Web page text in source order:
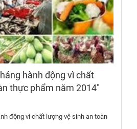
hành động vì chất
thực phẩm năm 2014"
động vì chất lượng vệ sinh an toàn